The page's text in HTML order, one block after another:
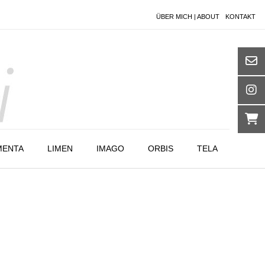
ÜBER MICH | ABOUT KONTAKT
LIMEN IMAGO ORBIS TELA